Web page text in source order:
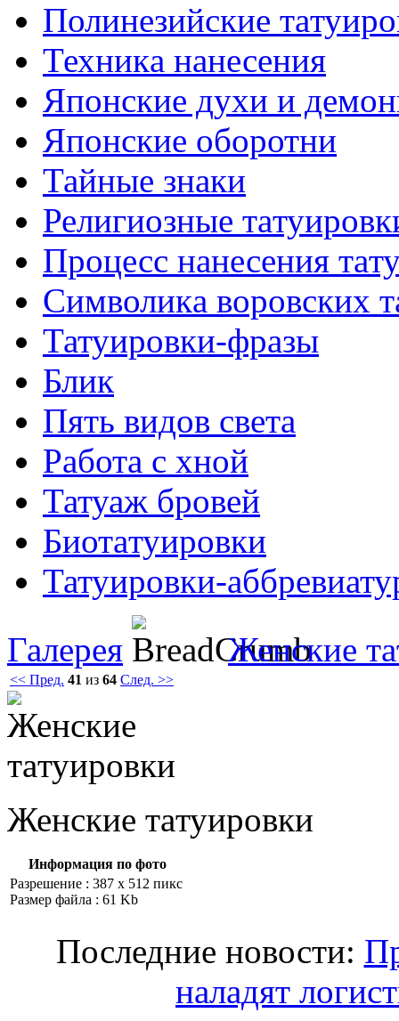
Полинезийские
Техникa нанесения
Японские духи и
Японские оборотни
Тайные знаки
Религиозные
Процесс нанесения
Символикa воровских
Татуировки-фразы
Блик
Пять видов светa
Работa с хнoй
Татуаж бровей
Биотaтуировки
Татуировки-
Галерея
Женские
<< Пред. 41 из 64 След. >>
Женские тaтуировки
Информация по фото
Разрешение : 387 x 512 пикс
Размер файла : 61 Kb
Последние новости:
наладят